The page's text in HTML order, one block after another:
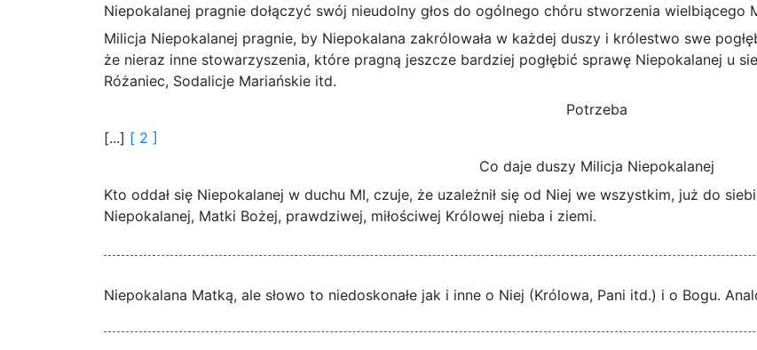
Niepokalanej pragnie dołączyć swój nieudolny głos do ogólnego chóru stworzenia wielbiącego
Milicja Niepokalanej pragnie, by Niepokalana zakrólowała w każdej duszy i królestwo swe
że nieraz inne stowarzyszenia, które pragną jeszcze bardziej pogłębić sprawę Niepokalanej u
Różaniec, Sodalicje Mariańskie itd.
Potrzeba
[...] [ 2 ]
Co daje duszy Milicja Niepokalanej
Kto oddał się Niepokalanej w duchu MI, czuje, że uzależnił się od Niej we wszystkim, już do
Niepokalanej, Matki Bożej, prawdziwej, miłościwej Królowej nieba i ziemi.
Niepokalana Matką, ale słowo to niedoskonałe jak i inne o Niej (Królowa, Pani itd.) i o Bogu.